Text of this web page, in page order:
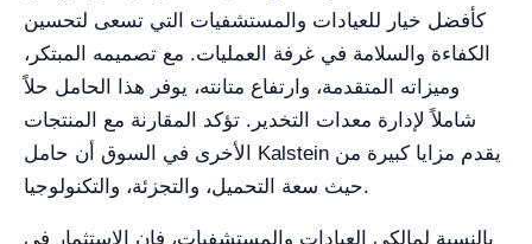
كأفضل خيار للعيادات والمستشفيات التي تسعى لتحسين
الكفاءة والسلامة في غرفة العمليات. مع تصميمه المبتكر،
وميزاته المتقدمة، وارتفاع متانته، يوفر هذا الحامل حلاً
شاملاً لإدارة معدات التخدير. تؤكد المقارنة مع المنتجات
الأخرى في السوق أن حامل Kalstein يقدم مزايا كبيرة من
حيث سعة التحميل، والتجزئة، والتكنولوجيا.
بالنسبة لمالكي العيادات والمستشفيات، فإن الاستثمار في